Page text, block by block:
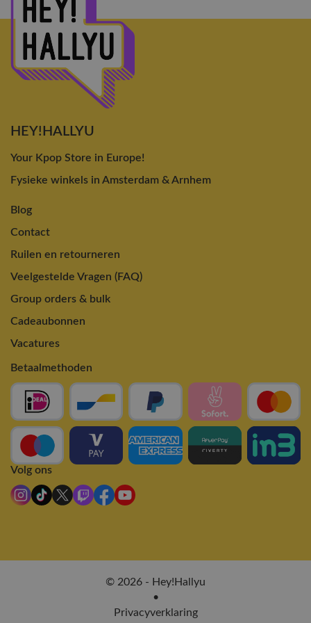
HEY!HALLYU
Your Kpop Store in Europe!
Fysieke winkels in Amsterdam & Arnhem
Blog
Contact
Ruilen en retourneren
Veelgestelde Vragen (FAQ)
Group orders & bulk
Cadeaubonnen
Vacatures
Betaalmethoden
Volg ons
© 2026 - Hey!Hallyu
•
Privacyverklaring